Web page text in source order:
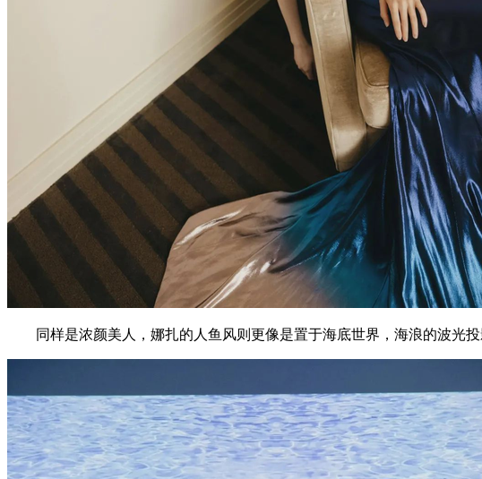
同样是浓颜美人，娜扎的人鱼风则更像是置于海底世界，海浪的波光投